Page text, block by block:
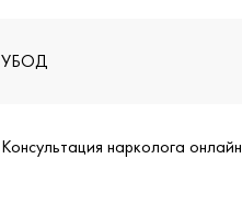
УБОД
Консультация нарколога онлайн